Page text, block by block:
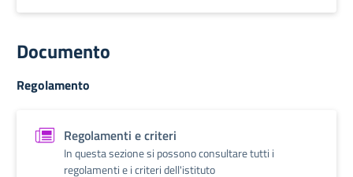
Documento
Regolamento
Regolamenti e criteri
In questa sezione si possono consultare tutti i
regolamenti e i criteri dell'istituto